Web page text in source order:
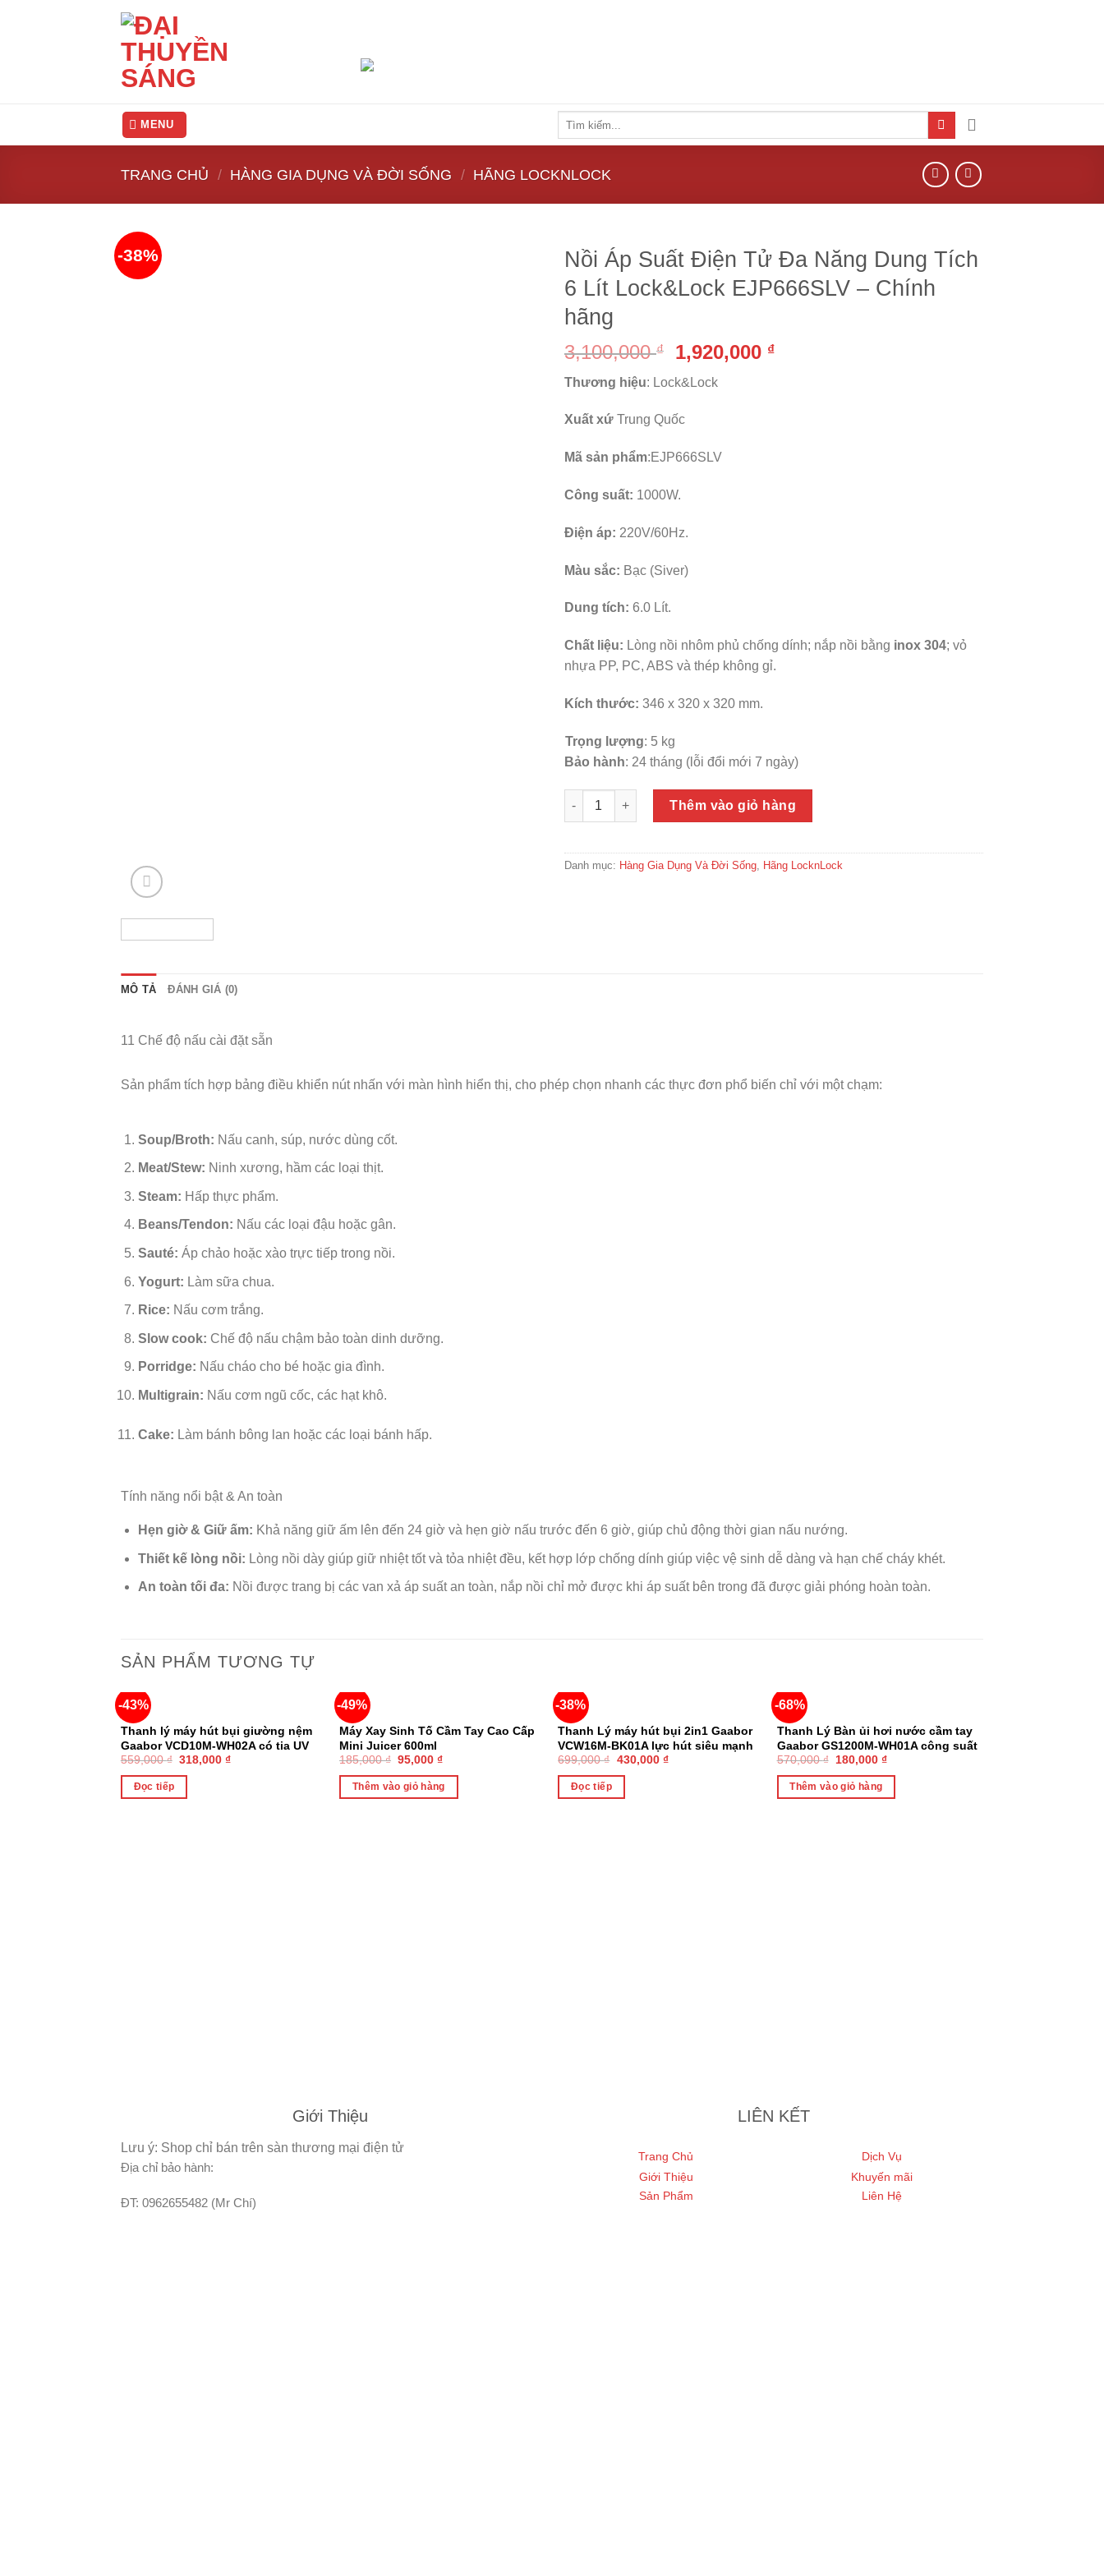
MENU
TRANG CHỦ / HÀNG GIA DỤNG VÀ ĐỜI SỐNG / HÃNG LOCKNLOCK
-38%
Nồi Áp Suất Điện Tử Đa Năng Dung Tích
6 Lít Lock&Lock EJP666SLV – Chính
hãng
3,100,000₫ 1,920,000 ₫
Thương hiệu: Lock&Lock
Xuất xứ Trung Quốc
Mã sản phẩm:EJP666SLV
Công suất: 1000W.
Điện áp: 220V/60Hz.
Màu sắc: Bạc (Siver)
Dung tích: 6.0 Lít.
Chất liệu: Lòng nồi nhôm phủ chống dính; nắp nồi bằng inox 304; vỏ
nhựa PP, PC, ABS và thép không gỉ.
Kích thước: 346 x 320 x 320 mm.
Trọng lượng: 5 kg
Bảo hành: 24 tháng (lỗi đổi mới 7 ngày)
Nồi Áp Suất Điện Tử Đa Năng Dung Tích 6 Lít Lock&Lock EJP666SLV - Chính hãng số lượng
Thêm vào giỏ hàng
Danh mục: Hàng Gia Dụng Và Đời Sống Hãng LocknLock
MÔ TẢ ĐÁNH GIÁ (0)
11 Chế độ nấu cài đặt sẵn
Sản phẩm tích hợp bảng điều khiển nút nhấn với màn hình hiển thị, cho phép chọn nhanh các thực đơn phổ biến chỉ với một chạm:
Soup/Broth: Nấu canh, súp, nước dùng cốt.
Meat/Stew: Ninh xương, hầm các loại thịt.
Steam: Hấp thực phẩm.
Beans/Tendon: Nấu các loại đậu hoặc gân.
Sauté: Áp chảo hoặc xào trực tiếp trong nồi.
Yogurt: Làm sữa chua.
Rice: Nấu cơm trắng.
Slow cook: Chế độ nấu chậm bảo toàn dinh dưỡng.
Porridge: Nấu cháo cho bé hoặc gia đình.
Multigrain: Nấu cơm ngũ cốc, các hạt khô.
Cake: Làm bánh bông lan hoặc các loại bánh hấp.
Tính năng nổi bật & An toàn
Hẹn giờ & Giữ ấm: Khả năng giữ ấm lên đến 24 giờ và hẹn giờ nấu trước đến 6 giờ, giúp chủ động thời gian nấu nướng.
Thiết kế lòng nồi: Lòng nồi dày giúp giữ nhiệt tốt và tỏa nhiệt đều, kết hợp lớp chống dính giúp việc vệ sinh dễ dàng và hạn chế cháy khét.
An toàn tối đa: Nồi được trang bị các van xả áp suất an toàn, nắp nồi chỉ mở được khi áp suất bên trong đã được giải phóng hoàn toàn.
SẢN PHẨM TƯƠNG TỰ
-43%
HẾT HÀNG
Thanh lý máy hút bụi giường nệm
Gaabor VCD10M-WH02A có tia UV
diệt khuẩn
559,000₫ 318,000 ₫
Đọc tiếp
-49%
Máy Xay Sinh Tố Cầm Tay Cao Cấp
Mini Juicer 600ml
185,000₫ 95,000 ₫
Thêm vào giỏ hàng
-38%
HẾT HÀNG
Thanh Lý máy hút bụi 2in1 Gaabor
VCW16M-BK01A lực hút siêu mạnh
699,000₫ 430,000 ₫
Đọc tiếp
-68%
Thanh Lý Bàn ủi hơi nước cầm tay
Gaabor GS1200M-WH01A công suất
1200W dung tích 100ml
570,000₫ 180,000 ₫
Thêm vào giỏ hàng
Giới Thiệu
Lưu ý: Shop chỉ bán trên sàn thương mại điện tử
Địa chỉ bảo hành:
ĐT: 0962655482 (Mr Chí)
LIÊN KẾT
Trang Chủ
Giới Thiệu
Sản Phẩm
Dịch Vụ
Khuyến mãi
Liên Hệ